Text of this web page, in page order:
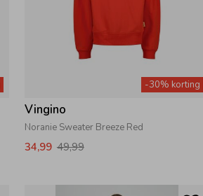
-30% korting
Vingino
Noranie Sweater Breeze Red
34,99 49,99